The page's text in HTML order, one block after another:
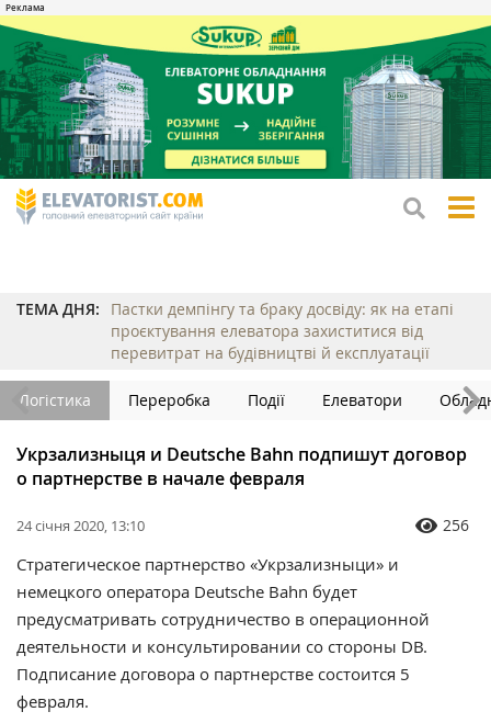
ТЕМА ДНЯ:
Пастки демпінгу та браку досвіду: як на етапі
проєктування елеватора захиститися від
перевитрат на будівництві й експлуатації
Логістика Переробка Події Елеватори
Укрзализныця и Deutsche Bahn подпишут договор
о партнерстве в начале февраля
24 січня 2020, 13:10 256
Стратегическое партнерство «Укрзализныци» и
немецкого оператора Deutsche Bahn будет
предусматривать сотрудничество в операционной
деятельности и консультировании со стороны DB.
Подписание договора о партнерстве состоится 5
февраля.